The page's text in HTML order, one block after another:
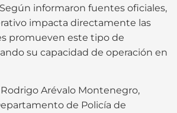
informaron fuentes oficiales,
impacta directamente las
promueven este tipo de
su capacidad de operación en
Arévalo Montenegro,
de Policía de